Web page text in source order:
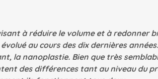
à réduire le volume et à redonner
au cours des dix dernières
la nanoplastie. Bien que très
des différences tant au niveau du